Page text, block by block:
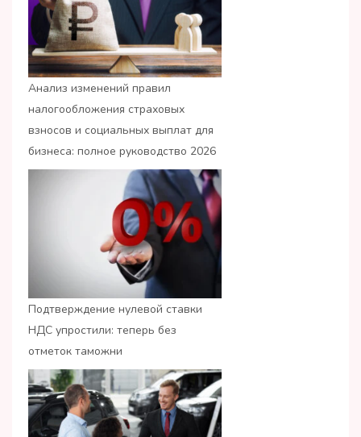
Анализ изменений правил
налогообложения страховых
взносов и социальных выплат для
бизнеса: полное руководство 2026
Подтверждение нулевой ставки
НДС упростили: теперь без
отметок таможни